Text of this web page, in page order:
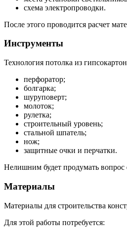
схема электропроводки.
После этого проводится расчет
Инструменты
Технология потолка из
перфоратор;
болгарка;
шуруповерт;
молоток;
рулетка;
строительный уровень;
стальной шпатель;
нож;
защитные очки и перчатки.
Нелишним будет продумать вопрос
Материалы
Материалы для строительства
Для этой работы потребуется: